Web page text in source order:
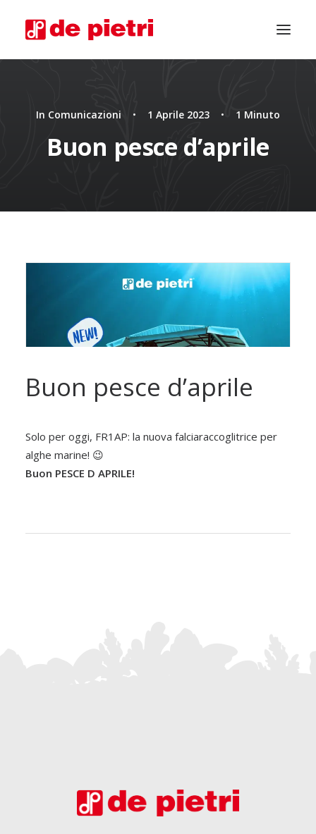
In Comunicazioni • 1 Aprile 2023 • 1 Minuto
Buon pesce d’aprile
Buon pesce d’aprile
Solo per oggi, FR1AP: la nuova falciaraccoglitrice per
alghe marine! 😉
Buon PESCE D APRILE!